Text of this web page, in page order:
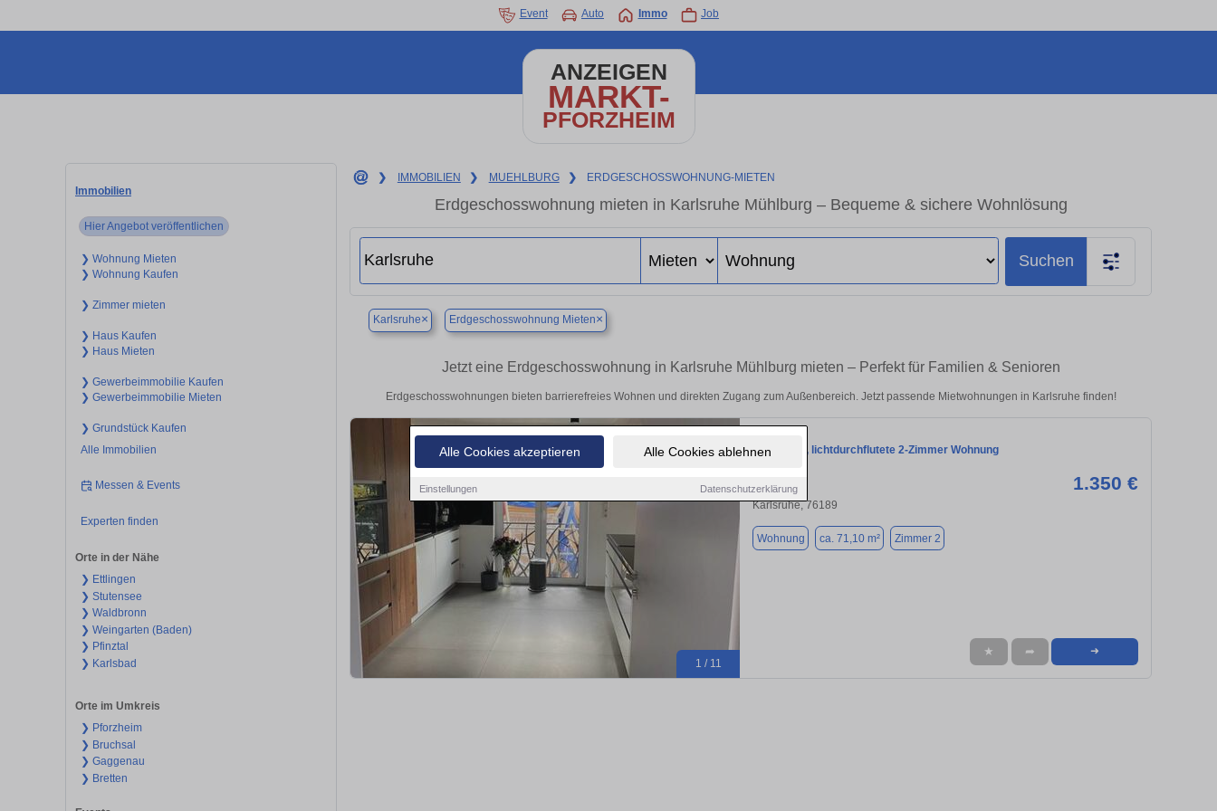
Alle Cookies akzeptieren Alle Cookies ablehnen
Einstellungen Datenschutzerklärung
Event Auto Immo Job
ANZEIGEN
MARKT-
PFORZHEIM
Immobilien
Hier Angebot veröffentlichen
❯ Wohnung Mieten
❯ Wohnung Kaufen
❯ Zimmer mieten
❯ Haus Kaufen
❯ Haus Mieten
❯ Gewerbeimmobilie Kaufen
❯ Gewerbeimmobilie Mieten
❯ Grundstück Kaufen
Alle Immobilien
Messen & Events
Experten finden
Orte in der Nähe
❯ Ettlingen
❯ Stutensee
❯ Waldbronn
❯ Weingarten (Baden)
❯ Pfinztal
❯ Karlsbad
Orte im Umkreis
❯ Pforzheim
❯ Bruchsal
❯ Gaggenau
❯ Bretten
❯ IMMOBILIEN ❯ MUEHLBURG ❯ ERDGESCHOSSWOHNUNG-MIETEN
Erdgeschosswohnung mieten in Karlsruhe Mühlburg – Bequeme & sichere Wohnlösung
Suchen
Karlsruhe× Erdgeschosswohnung Mieten×
Jetzt eine Erdgeschosswohnung in Karlsruhe Mühlburg mieten – Perfekt für Familien & Senioren
Erdgeschosswohnungen bieten barrierefreies Wohnen und direkten Zugang zum Außenbereich. Jetzt passende Mietwohnungen in Karlsruhe finden!
1 / 11
Exzellente, lichtdurchflutete 2-Zimmer Wohnung
1.350 €
Karlsruhe, 76189
Wohnung ca. 71,10 m² Zimmer 2
★ ➦ ➜